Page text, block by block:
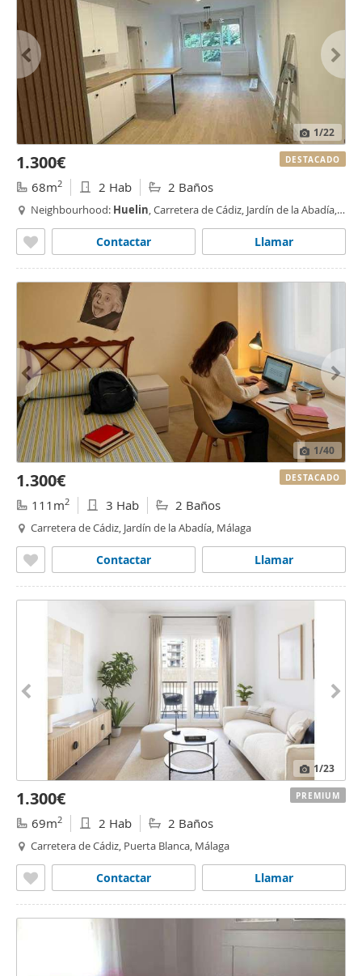
1/22
1.300€
68m2 2 Hab 2 Baños
Neighbourhood: Huelin, Carretera de Cádiz, Jardín de la Abadía,
Llamar
Contactar
DESTACADO
1/40
1.300€
111m2 3 Hab 2 Baños
Carretera de Cádiz, Jardín de la Abadía, Málaga
Llamar
Contactar
DESTACADO
1/23
1.300€
69m2 2 Hab 2 Baños
Carretera de Cádiz, Puerta Blanca, Málaga
Llamar
Contactar
PREMIUM